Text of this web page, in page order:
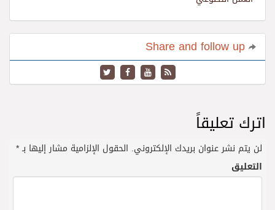
اترك تعليقاً
لن يتم نشر عنوان بريدك الإلكتروني. الحقول الإلزامية مشار إليها بـ*
التعليق